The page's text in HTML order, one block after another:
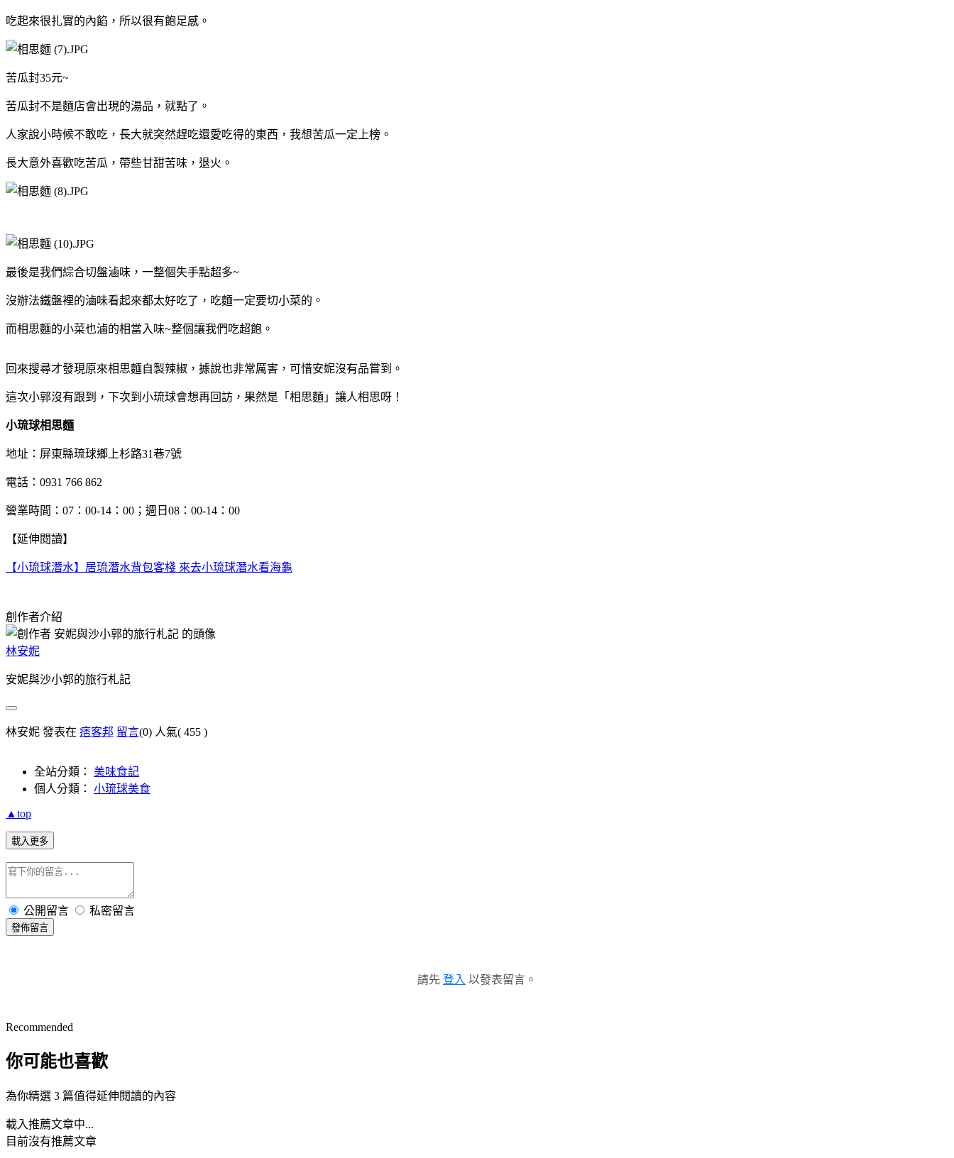
吃起來很扎實的內餡，所以很有飽足感。
苦瓜封35元~
苦瓜封不是麵店會出現的湯品，就點了。
人家說小時候不敢吃，長大就突然趕吃還愛吃得的東西，我想苦瓜一定上榜。
長大意外喜歡吃苦瓜，帶些甘甜苦味，退火。
最後是我們綜合切盤滷味，一整個失手點超多~
沒辦法鐵盤裡的滷味看起來都太好吃了，吃麵一定要切小菜的。
而相思麵的小菜也滷的相當入味~整個讓我們吃超飽。
回來搜尋才發現原來相思麵自製辣椒，據說也非常厲害，可惜安妮沒有品嘗到。
這次小郭沒有跟到，下次到小琉球會想再回訪，果然是「相思麵」讓人相思呀！
小琉球相思麵
地址：屏東縣琉球鄉上杉路31巷7號
電話：0931 766 862
營業時間：07：00-14：00；週日08：00-14：00
【延伸閱讀】
【小琉球潛水】居琉潛水背包客棧 來去小琉球潛水看海龜
創作者介紹
林安妮
安妮與沙小郭的旅行札記
林安妮 發表在 痞客邦 留言(0) 人氣( 455 )
全站分類： 美味食記
個人分類： 小琉球美食
▲top
載入更多
公開留言 私密留言
發佈留言
請先 登入 以發表留言。
Recommended
你可能也喜歡
為你精選 3 篇值得延伸閱讀的內容
載入推薦文章中...
目前沒有推薦文章